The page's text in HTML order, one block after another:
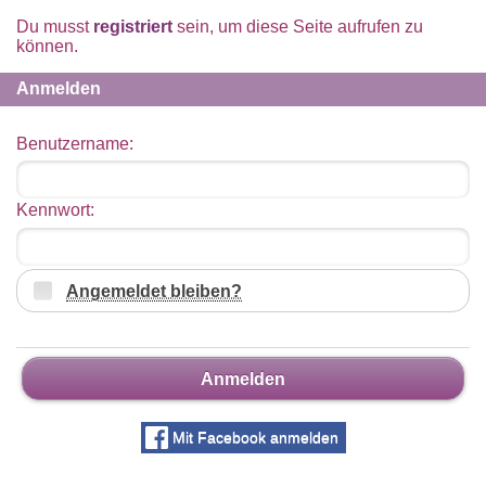
Du musst registriert sein, um diese Seite aufrufen zu
können.
Anmelden
Benutzername:
Kennwort:
Angemeldet bleiben?
Anmelden
Mit Facebook anmelden